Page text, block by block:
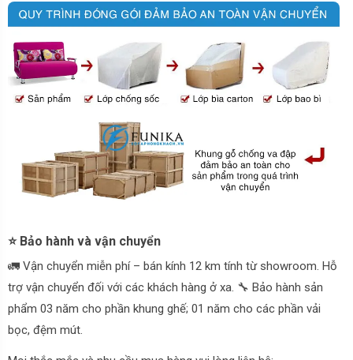
⭐ Bảo hành và vận chuyển
🚛 Vận chuyển miễn phí – bán kính 12 km tính từ showroom. Hỗ
trợ vận chuyển đối với các khách hàng ở xa. 🔧 Bảo hành sản
phẩm 03 năm cho phần khung ghế; 01 năm cho các phần vải
bọc, đệm mút.